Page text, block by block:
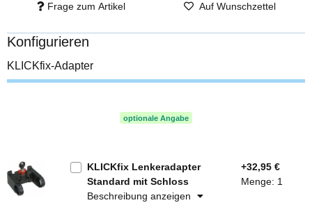
Frage zum Artikel Auf Wunschzettel
Konfigurieren
KLICKfix-Adapter
optionale Angabe
KLICKfix Lenkeradapter
Standard mit Schloss
Beschreibung anzeigen
+32,95 €
Menge: 1